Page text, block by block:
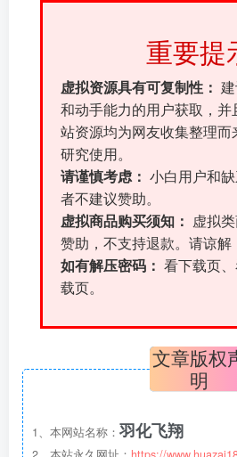
重要提
虚拟资源具有可复制性：
和动手能力的用户获取，并
站资源均为网友收集整理而
研究使用。
请谨慎考虑： 小白用户和
者不建议赞助。
虚拟商品购买须知：
虚拟
赞助，不支持退款。请谅解
如有解压密码： 看下载页
载页。
文章版权
明
1、本网站名称： 羽化飞翔